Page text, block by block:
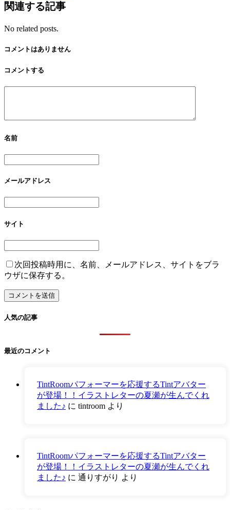
関連する記事
No related posts.
コメントはありません
コメントする
名前
メールアドレス
サイト
次回投稿時用に、名前、メールアドレス、サイトをブラ
ウザに保存する。
人気の記事
最近のコメント
TintRoomパフォーマーを応援するTintアバター
が登場！！イラストレターの夏瀬が生んでくれ
ました♪ に tintroom より
TintRoomパフォーマーを応援するTintアバター
が登場！！イラストレターの夏瀬が生んでくれ
ました♪ に 通りすがり より